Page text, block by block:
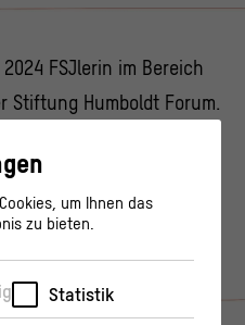
FSJlerin im Bereich
Stiftung Humboldt Forum.
Sommer 2023 die
im Rahmen ihres
Team Geschichte des
um Ihnen das
zu bieten.
Statistik